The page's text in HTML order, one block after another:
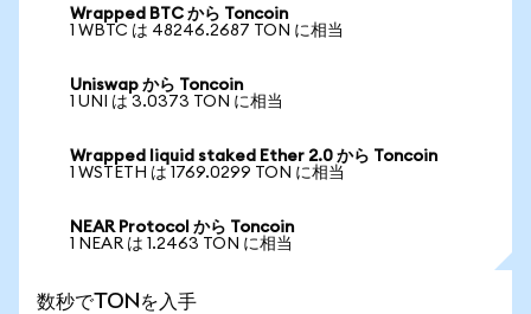
Wrapped BTC から Toncoin
1 WBTC は 48246.2687 TON に相当
Uniswap から Toncoin
1 UNI は 3.0373 TON に相当
Wrapped liquid staked Ether 2.0 から Toncoin
1 WSTETH は 1769.0299 TON に相当
NEAR Protocol から Toncoin
1 NEAR は 1.2463 TON に相当
数秒でTONを入手